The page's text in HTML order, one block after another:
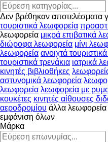
Δεν βρέθηκαν αποτελέσματα
τουριστικά λεωφορεία
λεωφορεία μικρά επιβατικά
διώροφα λεωφορεία μίνι
λεωφορεία ανοιχτά
τουριστικά τρενάκια ιατρικά
κινητές βιβλιοθήκες
αστυνομικά λεωφορεία
λεωφορεία λεωφορεία με
κουκέτες κινητές αίθουσες
αεροδρομίου άλλα λεωφορεία
εμφάνιση όλων
Μάρκα